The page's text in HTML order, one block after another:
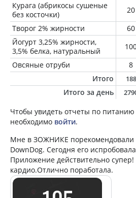
Курага (абрикосы сушеные
без косточки)
20
Творог 2% жирности
60
Йогурт 3,25% жирности,
3,5% белка, натуральный
Овсяные отруби
8
Итого
188
Итого за день
Чтобы увидеть отчеты по питанию
необходимо войти.
Мне в ЗОЖНИКЕ порекомендовали
DownDog. Сегодня его
Приложение действительно
кардио.Отлично поработала.